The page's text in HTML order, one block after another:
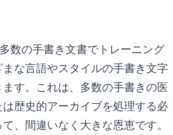
数の手書き文書でトレーニング
な言語やスタイルの手書き文字
す。これは、多数の手書きの医
歴史的アーカイブを処理する必
、間違いなく大きな恩恵です。